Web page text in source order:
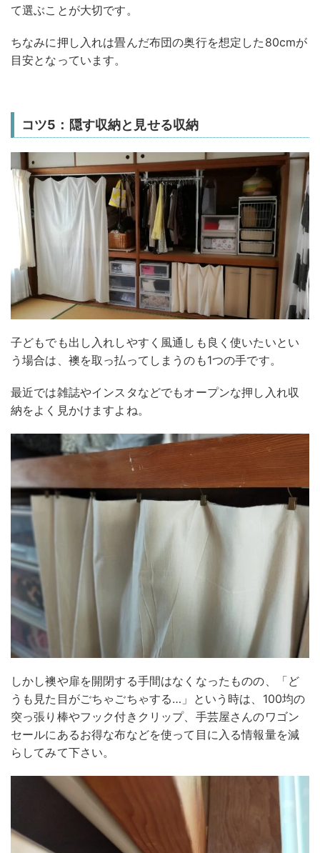
て選ぶことが大切です。
ちなみに押し入れは畳んだ布団の奥行を想定した80cmが
目安となっています。
コツ5：隠す収納と見せる収納
子どもでも出し入れしやすく風通しも良く使いたいとい
う場合は、襖を取っ払ってしまうのも1つの手です。
最近では雑誌やインスタなどでもオープンな押し入れ収
納をよく見かけますよね。
しかし襖や扉を開閉する手間はなくなったものの、「ど
うも見た目がごちゃごちゃする…」という時は、100均の
突っ張り棒やフック付きクリップ、手芸屋さんのワゴン
セールにあるお得な布などを使って目に入る情報量を減
らしてみて下さい。